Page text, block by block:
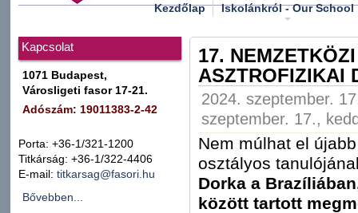
Kezdőlap Iskolánkról - Our School
Kapcsolat
1071 Budapest,
Városligeti fasor 17-21.
Adószám: 19011383-2-42
Porta: +36-1/321-1200
Titkárság: +36-1/322-4406
E-mail: titkarsag@fasori.hu
Bővebben...
17.
ASZTROFIZIKAI
2024. szeptember.
szeptember. 17.,
Nem múlhat el
osztályos
Dorka a
között tartott